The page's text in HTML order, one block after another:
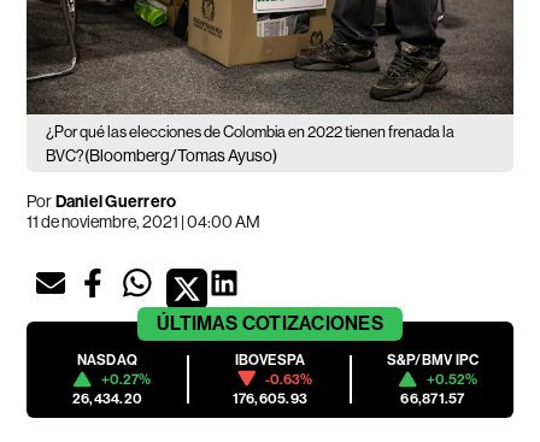
¿Por qué las elecciones de Colombia en 2022 tienen frenada la
BVC?(Bloomberg/Tomas Ayuso)
PorDaniel Guerrero
11 de noviembre, 2021 | 04:00 AM
ÚLTIMAS COTIZACIONES
NASDAQ
+0.27%
26,434.20
IBOVESPA
-0.63%
176,605.93
S&P/BMV IPC
+0.52%
66,871.57